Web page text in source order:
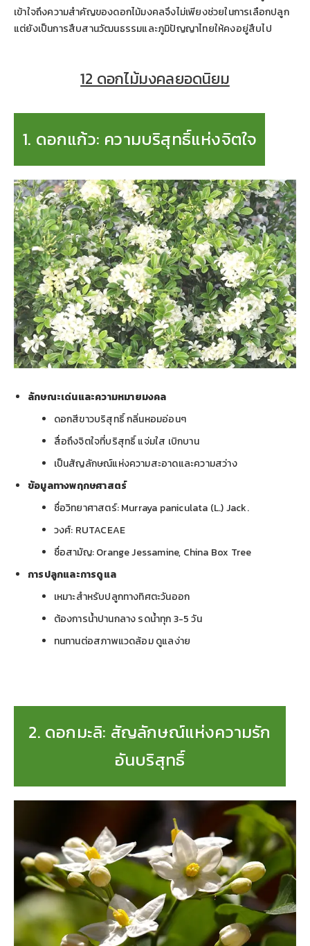
เข้าใจถึงความสำคัญของดอกไม้มงคลจึงไม่เพียงช่วยในการเลือกปลูก
แต่ยังเป็นการสืบสานวัฒนธรรมและภูมิปัญญาไทยให้คงอยู่สืบไป
12 ดอกไม้มงคลยอดนิยม
1. ดอกแก้ว: ความบริสุทธิ์แห่งจิตใจ
ลักษณะเด่นและความหมายมงคล
ดอกสีขาวบริสุทธิ์ กลิ่นหอมอ่อนๆ
สื่อถึงจิตใจที่บริสุทธิ์ แจ่มใส เบิกบาน
เป็นสัญลักษณ์แห่งความสะอาดและความสว่าง
ข้อมูลทางพฤกษศาสตร์
ชื่อวิทยาศาสตร์: Murraya paniculata (L.) Jack.
วงศ์: RUTACEAE
ชื่อสามัญ: Orange Jessamine, China Box Tree
การปลูกและการดูแล
เหมาะสำหรับปลูกทางทิศตะวันออก
ต้องการน้ำปานกลาง รดน้ำทุก 3-5 วัน
ทนทานต่อสภาพแวดล้อม ดูแลง่าย
2. ดอกมะลิ: สัญลักษณ์แห่งความรัก
อันบริสุทธิ์